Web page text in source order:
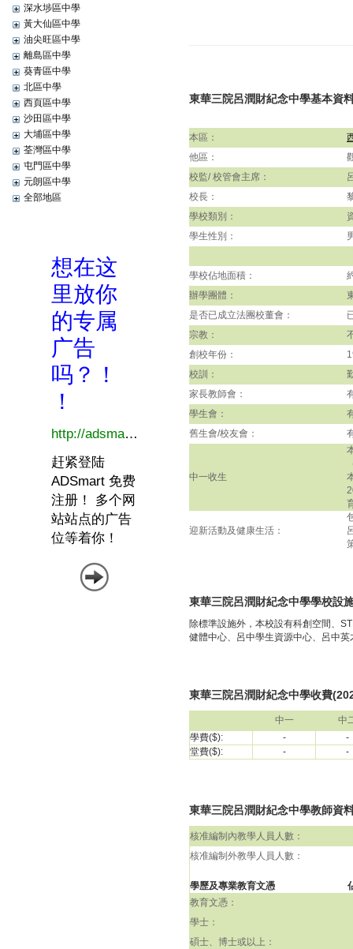
深水埗區中學
黃大仙區中學
油尖旺區中學
離島區中學
葵青區中學
北區中學
西頁區中學
沙田區中學
大埔區中學
荃灣區中學
屯門區中學
元朗區中學
全部地區
東華三院呂潤財紀念中學基本資
本區：
他區：
校監/ 校管會主席：
校長：
學校類別：
學生性別：
學校佔地面積：
辦學團體：
是否已成立法團校董會：
宗教：
創校年份：
校訓：
家長教師會：
學生會：
舊生會/校友會：
中一收生
迎新活動及健康生活：
東華三院呂潤財紀念中學學校設
除標準設施外，本校設有科創空間、
健體中心、呂中學生資源中心、呂中
東華三院呂潤財紀念中學收費
中一
中
學費($):
-
-
堂費($):
- -
東華三院呂潤財紀念中學教師資
核准編制內教學人員人數：
核准編制外教學人員人數：
學歷及專業教育文憑
教育文憑：
學士：
碩士、博士或以上：